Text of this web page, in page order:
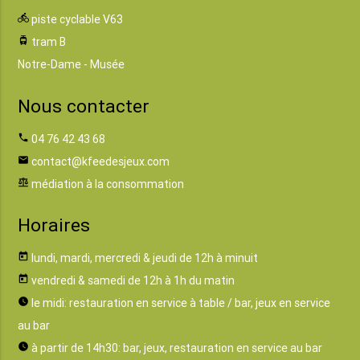
directions_bike piste cyclable V63
tram tram B
Notre-Dame - Musée
Nous contacter
phone 04 76 42 43 68
email contact@kfeedesjeux.com
balance médiation à la consommation
Horaires
today lundi, mardi, mercredi & jeudi de 12h à minuit
today vendredi & samedi de 12h à 1h du matin
watch_later le midi: restauration en service à table / bar, jeux en service
au bar
watch_later à partir de 14h30: bar, jeux, restauration en service au bar